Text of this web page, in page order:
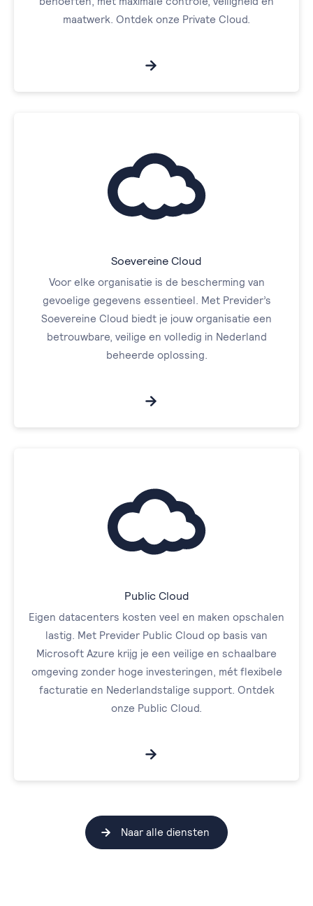
maatwerk. Ontdek onze Private Cloud.
Soevereine Cloud
Voor elke organisatie is de bescherming van
gevoelige gegevens essentieel. Met Previder’s
Soevereine Cloud biedt je jouw organisatie een
betrouwbare, veilige en volledig in Nederland
beheerde oplossing.
Public Cloud
Eigen datacenters kosten veel en maken opschalen
lastig. Met Previder Public Cloud op basis van
Microsoft Azure krijg je een veilige en schaalbare
omgeving zonder hoge investeringen, mét flexibele
facturatie en Nederlandstalige support. Ontdek
onze Public Cloud.
Naar alle diensten